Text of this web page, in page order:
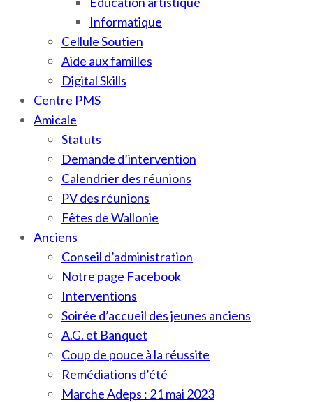
Informatique
Cellule Soutien
Aide aux familles
Digital Skills
Centre PMS
Amicale
Statuts
Demande d’intervention
Calendrier des réunions
PV des réunions
Fêtes de Wallonie
Anciens
Conseil d’administration
Notre page Facebook
Interventions
Soirée d’accueil des jeunes anciens
A.G. et Banquet
Coup de pouce à la réussite
Remédiations d’été
Marche Adeps : 21 mai 2023